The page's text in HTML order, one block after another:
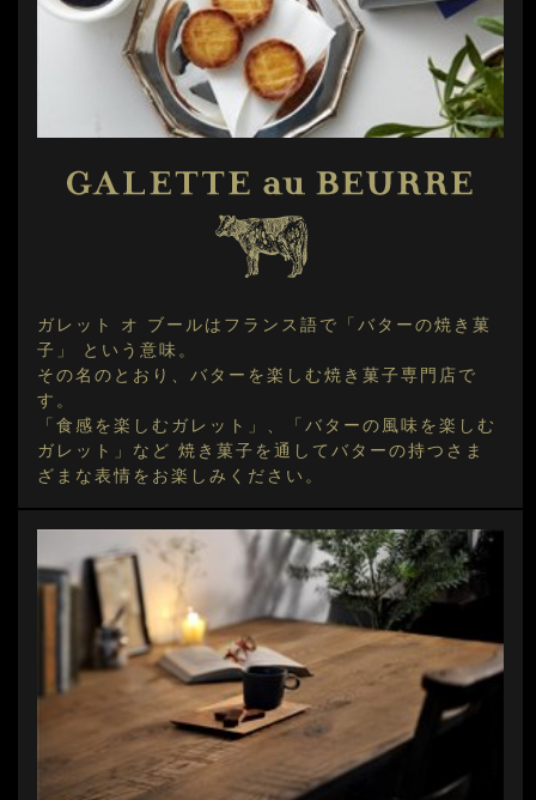
ガレット オ ブールはフランス語で「バターの焼き菓
子」 という意味。
その名のとおり、バターを楽しむ焼き菓子専門店で
す。
「食感を楽しむガレット」、「バターの風味を楽しむ
ガレット」など 焼き菓子を通してバターの持つさま
ざまな表情をお楽しみください。